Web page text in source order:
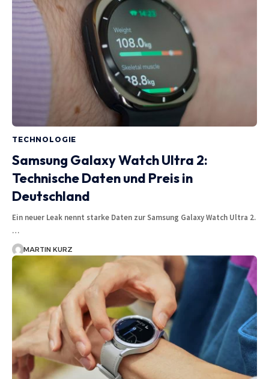
TECHNOLOGIE
Samsung Galaxy Watch Ultra 2:
Technische Daten und Preis in
Deutschland
Ein neuer Leak nennt starke Daten zur Samsung Galaxy Watch Ultra 2.
…
MARTIN KURZ